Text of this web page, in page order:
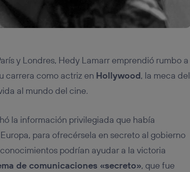
y Londres, Hedy Lamarr emprendió rumbo a
carrera como actriz en Hollywood, la meca del
al mundo del cine.
la información privilegiada que había
para ofrecérsela en secreto al gobierno
podrían ayudar a la victoria
de comunicaciones «secreto», que fue